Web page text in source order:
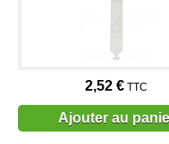
2,52 € TTC
Ajouter au